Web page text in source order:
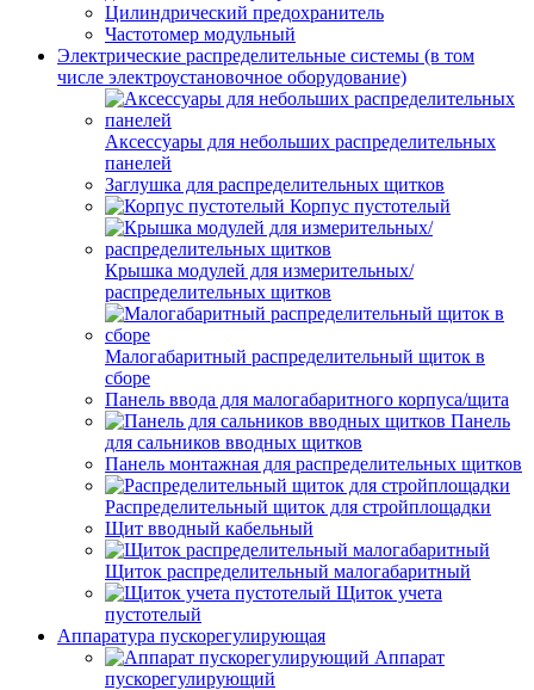
Цилиндрический предохранитель
Частотомер модульный
Электрические распределительные системы (в том
числе электроустановочное оборудование)
Аксессуары для небольших распределительных
панелей
Заглушка для распределительных щитков
Корпус пустотелый
Крышка модулей для измерительных/
распределительных щитков
Малогабаритный распределительный щиток в
сборе
Панель ввода для малогабаритного корпуса/щита
Панель
для сальников вводных щитков
Панель монтажная для распределительных щитков
Распределительный щиток для стройплощадки
Щит вводный кабельный
Щиток распределительный малогабаритный
Щиток учета
пустотелый
Аппаратура пускорегулирующая
Аппарат
пускорегулирующий